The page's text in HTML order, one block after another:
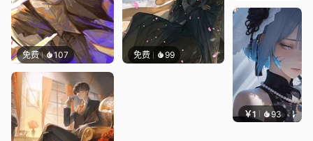
免费 107 免费 99
￥1 93 辰东